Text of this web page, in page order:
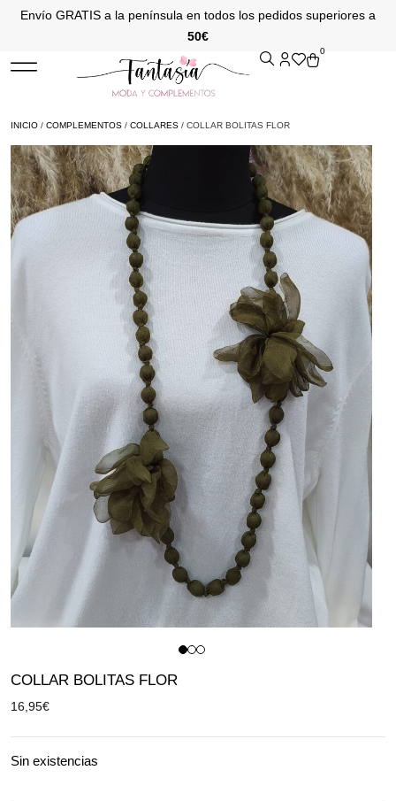
Envío GRATIS a la península en todos los pedidos superiores a
50€
0
INICIO / COMPLEMENTOS / COLLARES / COLLAR BOLITAS FLOR
COLLAR BOLITAS FLOR
16,95€
Sin existencias